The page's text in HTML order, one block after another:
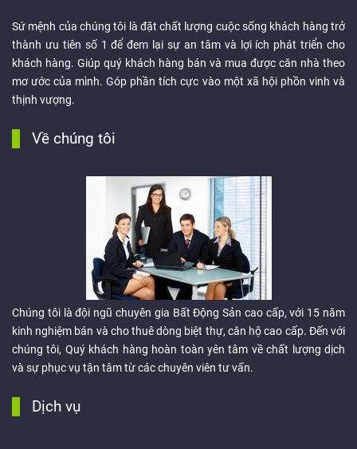
Sứ mệnh của chúng tôi là đặt chất lượng cuộc sống khách hàng trở
thành ưu tiên số 1 để đem lại sự an tâm và lợi ích phát triển cho
khách hàng. Giúp quý khách hàng bán và mua được căn nhà theo
mơ ước của mình. Góp phần tích cực vào một xã hội phồn vinh và
thịnh vượng.
Về chúng tôi
Chúng tôi là đội ngũ chuyên gia Bất Động Sản cao cấp, với 15 năm
kinh nghiệm bán và cho thuê dòng biệt thự, căn hộ cao cấp. Đến với
chúng tôi, Quý khách hàng hoàn toàn yên tâm về chất lượng dịch
và sự phục vụ tận tâm từ các chuyên viên tư vấn.
Dịch vụ